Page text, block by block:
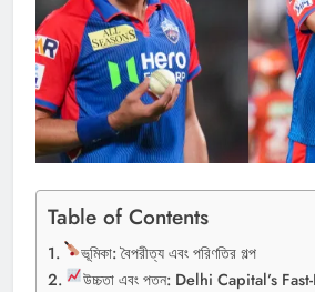
Table of Contents
ভূমিকা: বৈপরীত্য এবং পরিণতির গল্প
উচ্চতা এবং পতন: Delhi Capital’s